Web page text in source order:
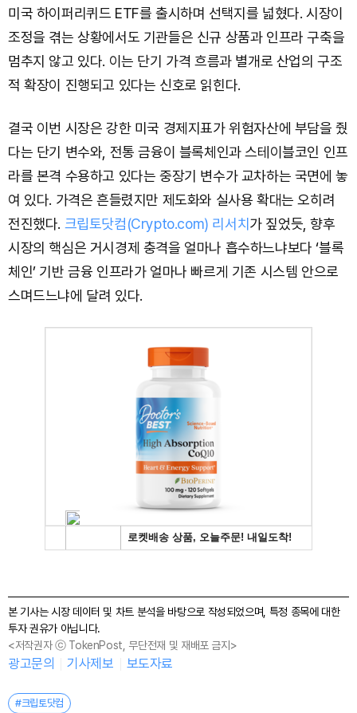
미국 하이퍼리퀴드 ETF를 출시하며 선택지를 넓혔다. 시장이
조정을 겪는 상황에서도 기관들은 신규 상품과 인프라 구축을
멈추지 않고 있다. 이는 단기 가격 흐름과 별개로 산업의 구조
적 확장이 진행되고 있다는 신호로 읽힌다.
결국 이번 시장은 강한 미국 경제지표가 위험자산에 부담을 줬
다는 단기 변수와, 전통 금융이 블록체인과 스테이블코인 인프
라를 본격 수용하고 있다는 중장기 변수가 교차하는 국면에 놓
여 있다. 가격은 흔들렸지만 제도화와 실사용 확대는 오히려
전진했다. 크립토닷컴(Crypto.com) 리서치 가 짚었듯, 향후
시장의 핵심은 거시경제 충격을 얼마나 흡수하느냐보다 ‘블록
체인’ 기반 금융 인프라가 얼마나 빠르게 기존 시스템 안으로
스며드느냐에 달려 있다.
본 기사는 시장 데이터 및 차트 분석을 바탕으로 작성되었으며, 특정 종목에 대한
투자 권유가 아닙니다.
<저작권자 ⓒ TokenPost, 무단전재 및 재배포 금지>
광고문의 기사제보 보도자료
#크립토닷컴